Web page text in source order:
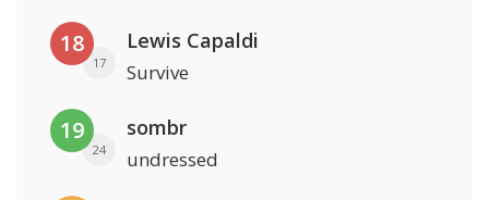
18
17
Lewis Capaldi
Survive
19
24
sombr
undressed